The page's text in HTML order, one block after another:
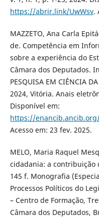
https://abrir.link/UwWsv.
MAZZETO, Ana Carla
de. Competência em
sobre a experiência do
Câmara dos Deputados.
PESQUISA EM CIÊNCIA
2024, Vitória. Anais
Disponível em:
https://
Acesso em: 23 fev. 2025.
MELO, Maria Raquel
cidadania: a contribuição
145 f. Monografia
Processos Políticos do
– Centro de Formação,
Câmara dos Deputados,